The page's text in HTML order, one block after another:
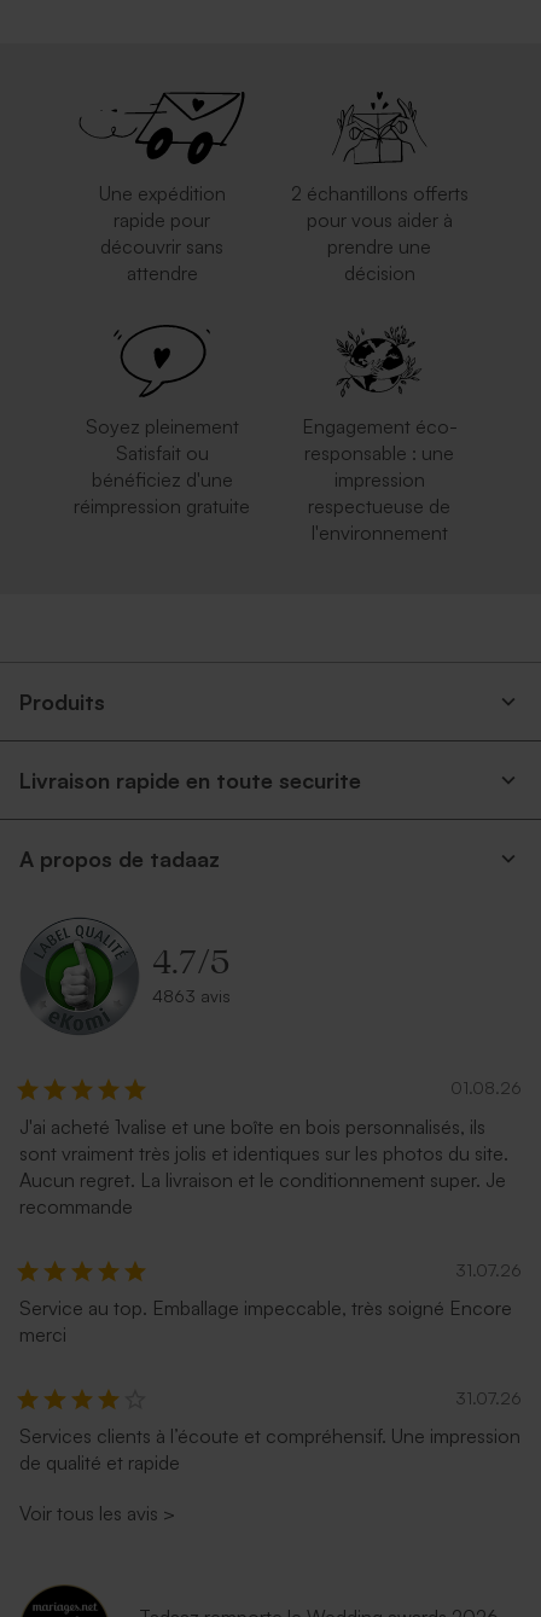
Une expédition
rapide pour
découvrir sans
attendre
2 échantillons offerts
pour vous aider à
prendre une
décision
Soyez pleinement
Satisfait ou
bénéficiez d'une
réimpression gratuite
Engagement éco-
responsable : une
impression
respectueuse de
l'environnement
Produits
Livraison rapide en toute securite
A propos de tadaaz
4.7/5
4863 avis
01.08.26
J'ai acheté 1valise et une boîte en bois personnalisés, ils
sont vraiment très jolis et identiques sur les photos du site.
Aucun regret. La livraison et le conditionnement super. Je
recommande
31.07.26
Service au top. Emballage impeccable, très soigné Encore
merci
31.07.26
Services clients à l’écoute et compréhensif. Une impression
de qualité et rapide
Voir tous les avis >